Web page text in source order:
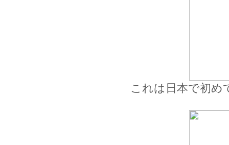
これは日本で初め